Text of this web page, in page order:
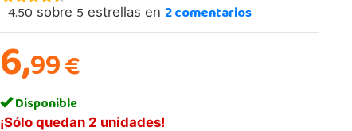
4.50 sobre 5 estrellas en 2comentarios
6,99€
Disponible
¡Sólo quedan 2 unidades!